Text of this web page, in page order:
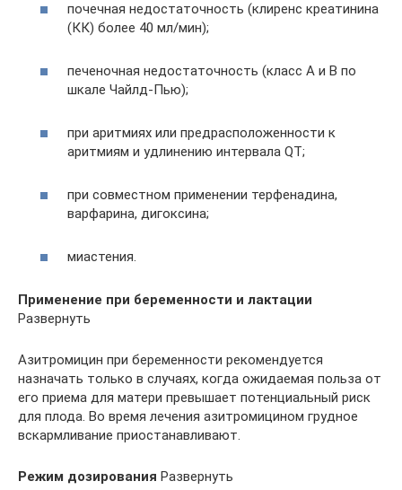
почечная недостаточность (клиренс креатинина
(КК) более 40 мл/мин);
печеночная недостаточность (класс А и В по
шкале Чайлд-Пью);
при аритмиях или предрасположенности к
аритмиям и удлинению интервала QT;
при совместном применении терфенадина,
варфарина, дигоксина;
миастения.
Применение при беременности и лактации
Развернуть
Азитромицин при беременности рекомендуется
назначать только в случаях, когда ожидаемая польза от
его приема для матери превышает потенциальный риск
для плода. Во время лечения азитромицином грудное
вскармливание приостанавливают.
Режим дозирования Развернуть